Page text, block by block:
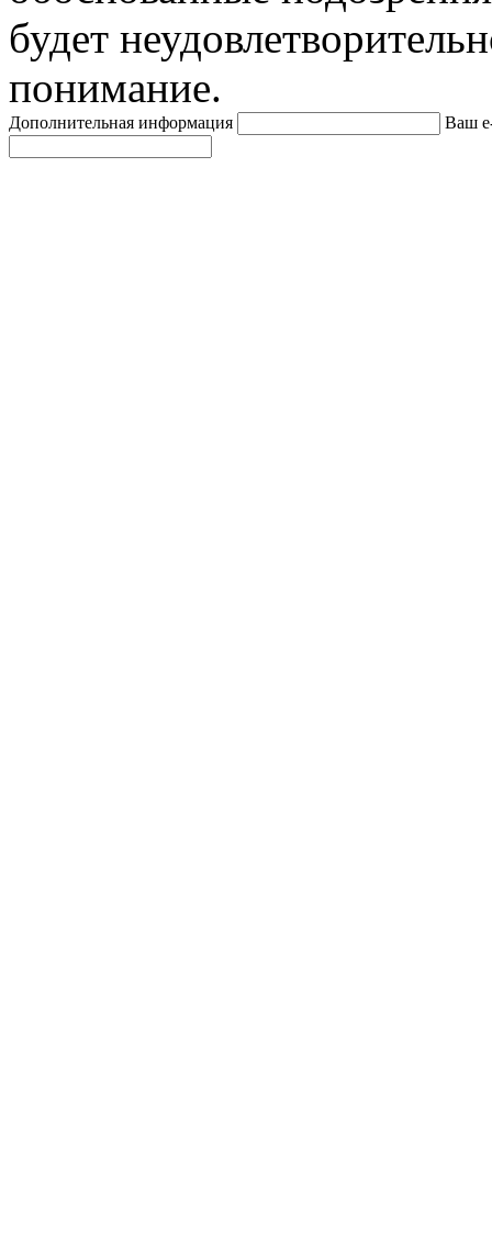
будет
понимание.
Дополнительная информация Ваш